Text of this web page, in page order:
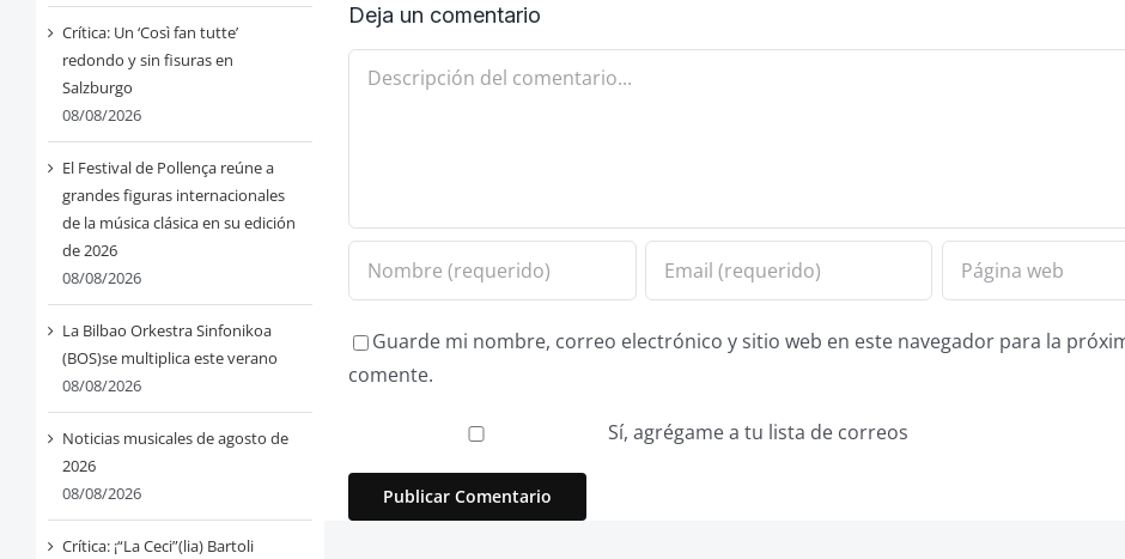
Crítica: Un ‘Così fan tutte’
redondo y sin fisuras en
Salzburgo
08/08/2026
El Festival de Pollença reúne a
grandes figuras internacionales
de la música clásica en su edición
de 2026
08/08/2026
La Bilbao Orkestra Sinfonikoa
(BOS)se multiplica este verano
08/08/2026
Noticias musicales de agosto de
2026
08/08/2026
Crítica: ¡“La Ceci”(lia) Bartoli
Deja un comentario
Comentario
Guarde mi nombre, correo electrónico y sitio web en este navegador para la
comente.
Sí, agrégame a tu lista de correos